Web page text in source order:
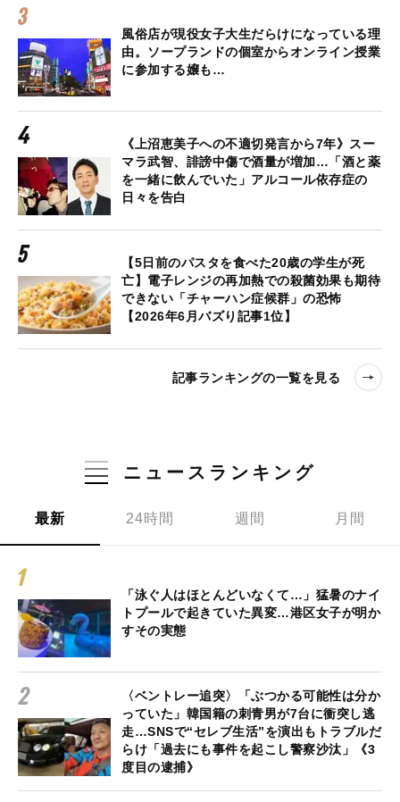
風俗店が現役女子大生だらけになっている理
由。ソープランドの個室からオンライン授業
に参加する嬢も…
《上沼恵美子への不適切発言から7年》スー
マラ武智、誹謗中傷で酒量が増加…「酒と薬
を一緒に飲んでいた」アルコール依存症の
日々を告白
【5日前のパスタを食べた20歳の学生が死
亡】電子レンジの再加熱での殺菌効果も期待
できない「チャーハン症候群」の恐怖
【2026年6月バズり記事1位】
記事ランキングの一覧を見る
ニュースランキング
最新 24時間 週間 月間
「泳ぐ人はほとんどいなくて…」猛暑のナイ
トプールで起きていた異変…港区女子が明か
すその実態
〈ベントレー追突〉「ぶつかる可能性は分か
っていた」韓国籍の刺青男が7台に衝突し逃
走…SNSで“セレブ生活”を演出もトラブルだ
らけ「過去にも事件を起こし警察沙汰」《3
度目の逮捕》